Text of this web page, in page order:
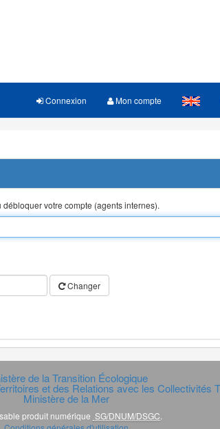
Connexion Mon compte
votre compte (agents internes).
Changer
de la Transition Écologique
et des Relations avec les Collectivités
Ministère de la Mer
produit numérique SG/DNUM/DSGC